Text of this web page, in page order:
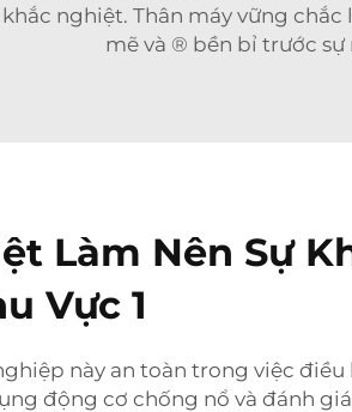
nghiệt. Thân máy vững
mẽ và ® bền bỉ trước
Làm Nên Sự
Vực 1
này an toàn trong việc
động cơ chống nổ và đánh